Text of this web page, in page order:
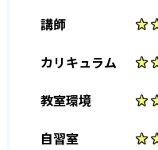
講師
カリキュラム
教室環境
自習室